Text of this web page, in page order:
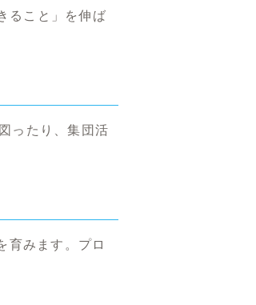
ること」を伸ば
ったり、集団活
育みます。プロ